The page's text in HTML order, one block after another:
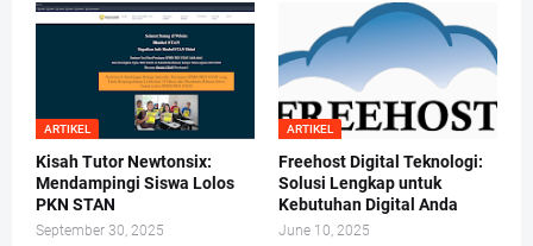
ARTIKEL
Kisah Tutor Newtonsix:
Mendampingi Siswa Lolos
PKN STAN
September 30, 2025
ARTIKEL
Freehost Digital Teknologi:
Solusi Lengkap untuk
Kebutuhan Digital Anda
June 10, 2025